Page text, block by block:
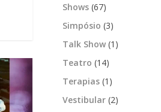
Shows (67)
Simpósio (3)
Talk Show (1)
Teatro (14)
Terapias (1)
Vestibular (2)